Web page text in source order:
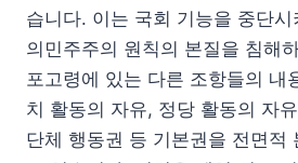
습니다. 이는 국회 기능을 중단
의민주주의 원칙의 본질을 침해
포고령에 있는 다른 조항들의 내
치 활동의 자유, 정당 활동의 자
단체 행동권 등 기본권을 전면적